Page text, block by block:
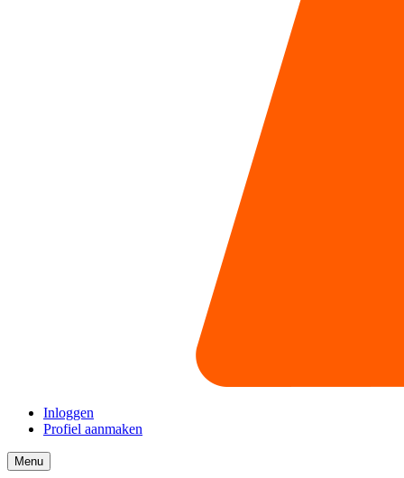
Inloggen
Profiel aanmaken
MenuMenu
collapsed